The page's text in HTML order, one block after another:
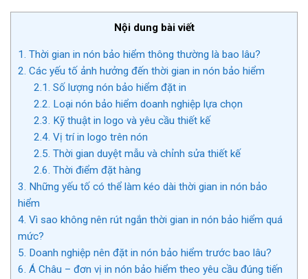
Nội dung bài viết
1. Thời gian in nón bảo hiểm thông thường là bao lâu?
2. Các yếu tố ảnh hưởng đến thời gian in nón bảo hiểm
2.1. Số lượng nón bảo hiểm đặt in
2.2. Loại nón bảo hiểm doanh nghiệp lựa chọn
2.3. Kỹ thuật in logo và yêu cầu thiết kế
2.4. Vị trí in logo trên nón
2.5. Thời gian duyệt mẫu và chỉnh sửa thiết kế
2.6. Thời điểm đặt hàng
3. Những yếu tố có thể làm kéo dài thời gian in nón bảo
hiểm
4. Vì sao không nên rút ngắn thời gian in nón bảo hiểm quá
mức?
5. Doanh nghiệp nên đặt in nón bảo hiểm trước bao lâu?
6. Á Châu – đơn vị in nón bảo hiểm theo yêu cầu đúng tiến